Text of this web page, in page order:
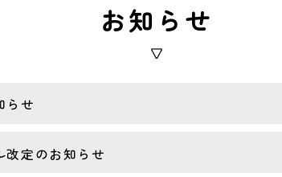
お知らせ
らせ
改定のお知らせ